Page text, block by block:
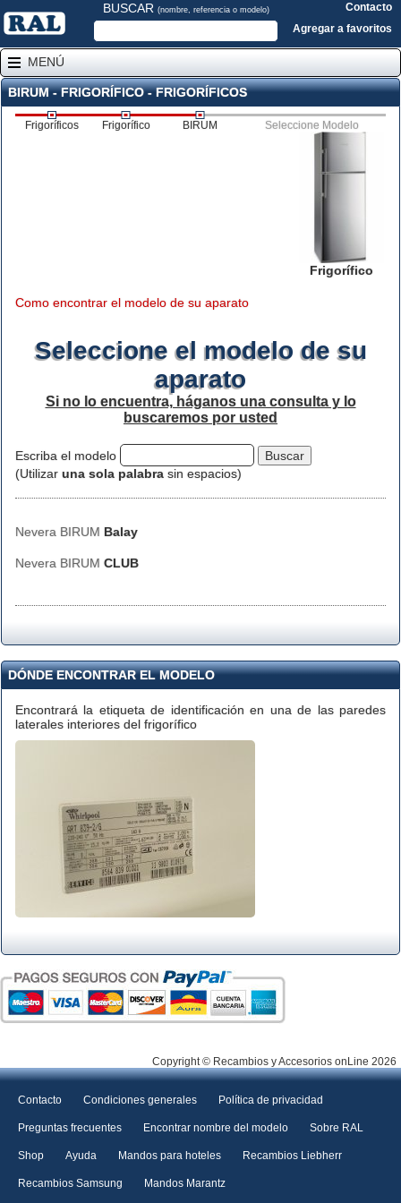
BUSCAR (nombre, referencia o modelo)
Contacto
Agregar a favoritos
MENÚ
BIRUM - FRIGORÍFICO - FRIGORÍFICOS
Frigoríficos Frigorífico BIRUM Seleccione Modelo
Frigorífico
Como encontrar el modelo de su aparato
Seleccione el modelo de su
aparato
Si no lo encuentra, háganos una consulta y lo
buscaremos por usted
Escriba el modelo
(Utilizar una sola palabra sin espacios)
Nevera BIRUM Balay
Nevera BIRUM CLUB
DÓNDE ENCONTRAR EL MODELO
Encontrará la etiqueta de identificación en una de las paredes
laterales interiores del frigorífico
Copyright © Recambios y Accesorios onLine 2026
Contacto Condiciones generales Política de privacidad
Preguntas frecuentes Encontrar nombre del modelo Sobre RAL
Shop Ayuda Mandos para hoteles Recambios Liebherr
Recambios Samsung Mandos Marantz